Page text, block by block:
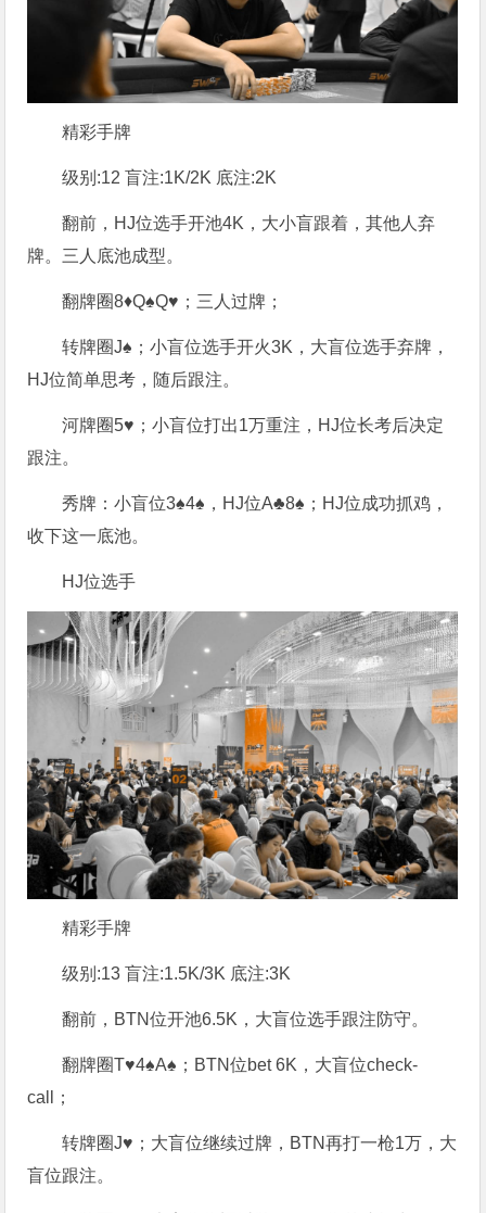
精彩手牌
级别:12 盲注:1K/2K 底注:2K
翻前，HJ位选手开池4K，大小盲跟着，其他人弃
牌。三人底池成型。
翻牌圈8♦Q♠Q♥；三人过牌；
转牌圈J♠；小盲位选手开火3K，大盲位选手弃牌，
HJ位简单思考，随后跟注。
河牌圈5♥；小盲位打出1万重注，HJ位长考后决定
跟注。
秀牌：小盲位3♠4♠，HJ位A♣8♠；HJ位成功抓鸡，
收下这一底池。
HJ位选手
精彩手牌
级别:13 盲注:1.5K/3K 底注:3K
翻前，BTN位开池6.5K，大盲位选手跟注防守。
翻牌圈T♥4♠A♠；BTN位bet 6K，大盲位check-
call；
转牌圈J♥；大盲位继续过牌，BTN再打一枪1万，大
盲位跟注。